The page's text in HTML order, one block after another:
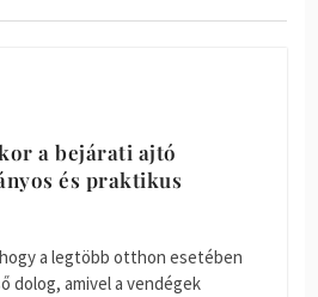
a bejárati ajtó
és praktikus
a legtöbb otthon esetében
dolog, amivel a vendégek